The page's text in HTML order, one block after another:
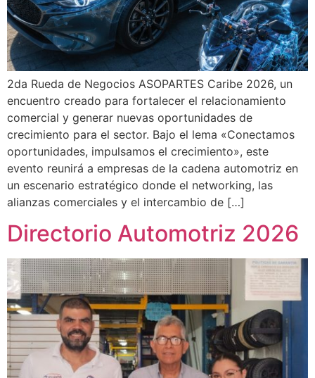
2da Rueda de Negocios ASOPARTES Caribe 2026, un
encuentro creado para fortalecer el relacionamiento
comercial y generar nuevas oportunidades de
crecimiento para el sector. Bajo el lema «Conectamos
oportunidades, impulsamos el crecimiento», este
evento reunirá a empresas de la cadena automotriz en
un escenario estratégico donde el networking, las
alianzas comerciales y el intercambio de […]
Directorio Automotriz 2026